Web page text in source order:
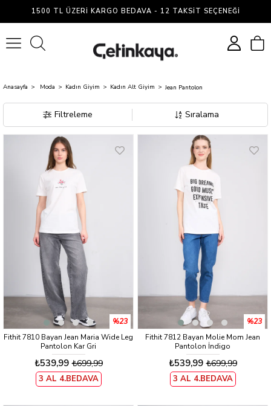
1500 TL ÜZERI KARGO BEDAVA - 12 TAKSIT SEÇENEĞI
Anasayfa Moda Kadın Giyim Kadın Alt Giyim Jean Pantolon
Filtreleme Sıralama
Fithit 7810 Bayan Jean Maria Wide Leg
Pantolon Kar Gri
₺539,99 ₺699,99
3 AL 4.BEDAVA
%23
Fithit 7812 Bayan Molie Mom Jean
Pantolon İndigo
₺539,99 ₺699,99
3 AL 4.BEDAVA
%23
Pantolon